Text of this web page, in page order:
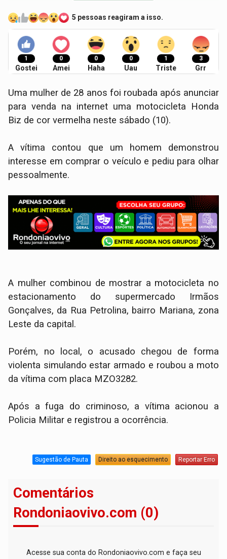
5 pessoas reagiram a isso.
1
Gostei
0
Amei
0
Haha
0
Uau
1
Triste
3
Grr
Uma mulher de 28 anos foi roubada após anunciar
para venda na internet uma motocicleta Honda
Biz de cor vermelha neste sábado (10).
A vítima contou que um homem demonstrou
interesse em comprar o veículo e pediu para olhar
pessoalmente.
A mulher combinou de mostrar a motocicleta no
estacionamento do supermercado Irmãos
Gonçalves, da Rua Petrolina, bairro Mariana, zona
Leste da capital.
Porém, no local, o acusado chegou de forma
violenta simulando estar armado e roubou a moto
da vítima com placa MZO3282.
Após a fuga do criminoso, a vítima acionou a
Policia Militar e registrou a ocorrência.
Sugestão de Pauta Direito ao esquecimento Reportar Erro
Comentários
Rondoniaovivo.com (0)
Acesse sua conta do Rondoniaovivo.com e faça seu